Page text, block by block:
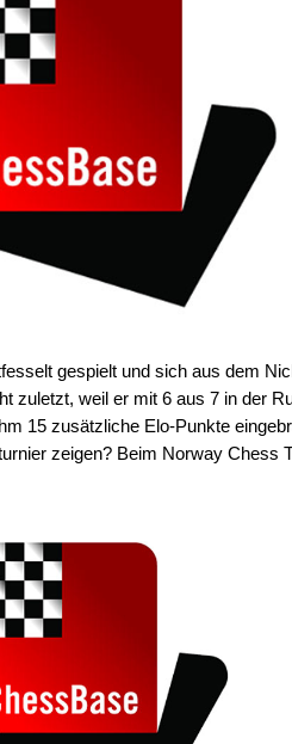
gespielt und sich aus dem
zuletzt, weil er mit 6 aus 7 in der
15 zusätzliche Elo-Punkte
zeigen? Beim Norway Chess